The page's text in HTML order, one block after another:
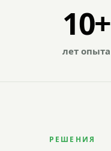
10+
лет опыта
РЕШЕНИЯ